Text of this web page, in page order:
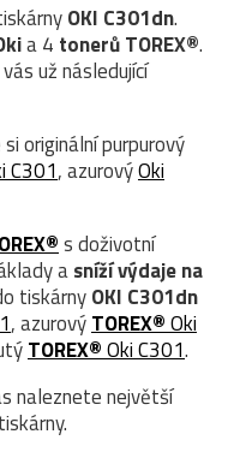
OKI C301dn.
a 4 tonerů TOREX®.
už následující
originální purpurový
C301, azurovýOki
s doživotní
asníží výdaje na
tiskárnyOKI C301dn
, azurovýTOREX®Oki
TOREX®Oki C301.
naleznete největší